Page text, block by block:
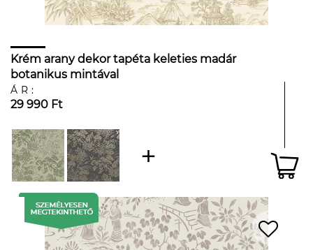
Krém arany dekor tapéta keleties madár
botanikus mintával
ÁR:
29 990 Ft